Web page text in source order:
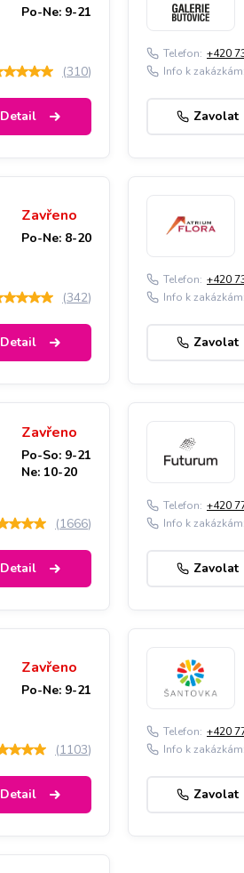
Po-Ne: 9-21
(310)
Detail
Telefon: +420
Info k zakázkám:
Zavolat
Zavřeno
Po-Ne: 8-20
(342)
Detail
Telefon: +420
Info k zakázkám:
Zavolat
Zavřeno
Po-So: 9-21
Ne: 10-20
(1666)
Detail
Telefon: +420
Info k zakázkám:
Zavolat
Zavřeno
Po-Ne: 9-21
(1103)
Detail
Telefon: +420
Info k zakázkám:
Zavolat